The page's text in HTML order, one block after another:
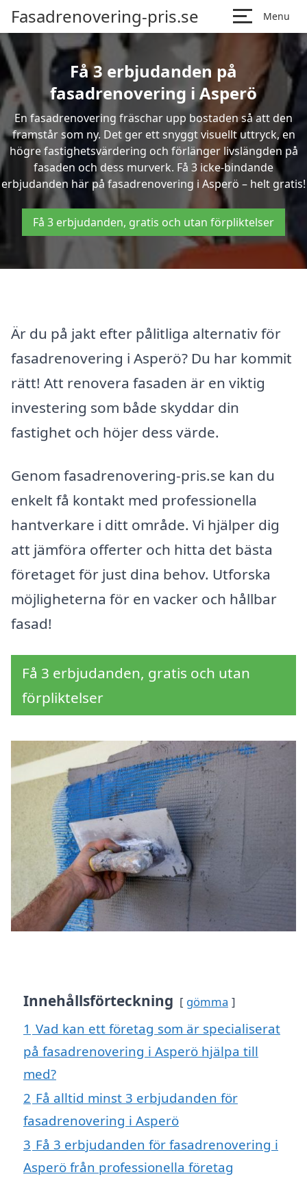
Fasadrenovering-pris.se Menu
Få 3 erbjudanden på
fasadrenovering i Asperö
En fasadrenovering fräschar upp bostaden så att den
framstår som ny. Det ger ett snyggt visuellt uttryck, en
högre fastighetsvärdering och förlänger livslängden på
fasaden och dess murverk. Få 3 icke-bindande
erbjudanden här på fasadrenovering i Asperö – helt gratis!
Få 3 erbjudanden, gratis och utan förpliktelser
Är du på jakt efter pålitliga alternativ för
fasadrenovering i Asperö? Du har kommit
rätt! Att renovera fasaden är en viktig
investering som både skyddar din
fastighet och höjer dess värde.
Genom fasadrenovering-pris.se kan du
enkelt få kontakt med professionella
hantverkare i ditt område. Vi hjälper dig
att jämföra offerter och hitta det bästa
företaget för just dina behov. Utforska
möjligheterna för en vacker och hållbar
fasad!
Få 3 erbjudanden, gratis och utan
förpliktelser
Innehållsförteckning gömma
1 Vad kan ett företag som är specialiserat
på fasadrenovering i Asperö hjälpa till
med?
2 Få alltid minst 3 erbjudanden för
fasadrenovering i Asperö
3 Få 3 erbjudanden för fasadrenovering i
Asperö från professionella företag